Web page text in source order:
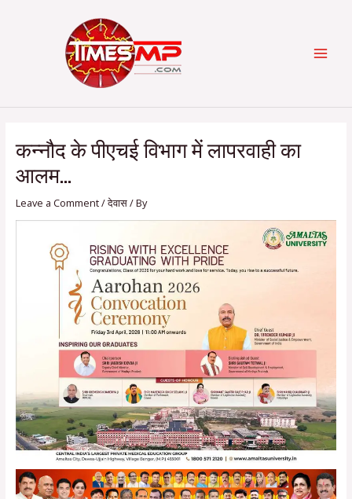
कन्नौद के पीएचई विभाग में लापरवाही का
आलम…
Leave a Comment/देवास/ By
navigation